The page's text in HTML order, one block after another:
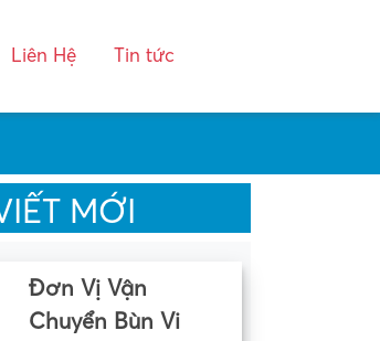
Liên Hệ Tin tức
MỚI
Đơn Vị Vận
Chuyển Bùn Vi